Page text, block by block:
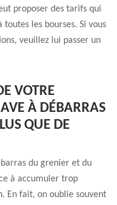
proposer des tarifs qui
les bourses. Si vous
veuillez lui passer un
VOTRE
À DÉBARRAS
QUE DE
du grenier et du
à accumuler trop
En fait, on oublie souvent